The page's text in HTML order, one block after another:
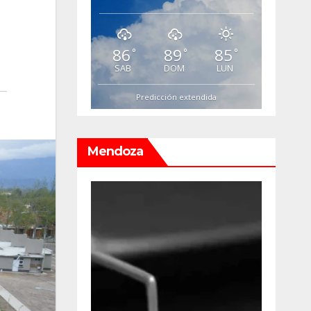
86 °
SAB
89 °
DOM
85 °
LUN
Predicción extendida
Mendoza